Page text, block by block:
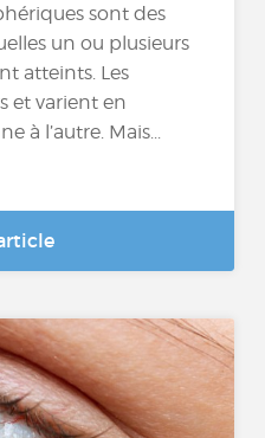
sont des
un ou plusieurs
atteints. Les
et varient en
à l’autre. Mais...